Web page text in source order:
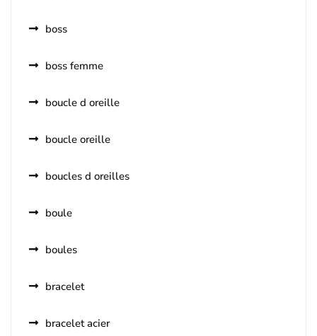
boss
boss femme
boucle d oreille
boucle oreille
boucles d oreilles
boule
boules
bracelet
bracelet acier